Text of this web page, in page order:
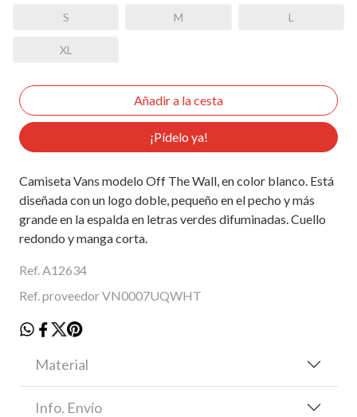
S M L
XL
¡Pídelo ya!
Camiseta Vans modelo Off The Wall, en color blanco. Está
diseñada con un logo doble, pequeño en el pecho y más
grande en la espalda en letras verdes difuminadas. Cuello
redondo y manga corta.
Ref. A12634
Ref. proveedor VN0007UQWHT
Material
Info. Envío